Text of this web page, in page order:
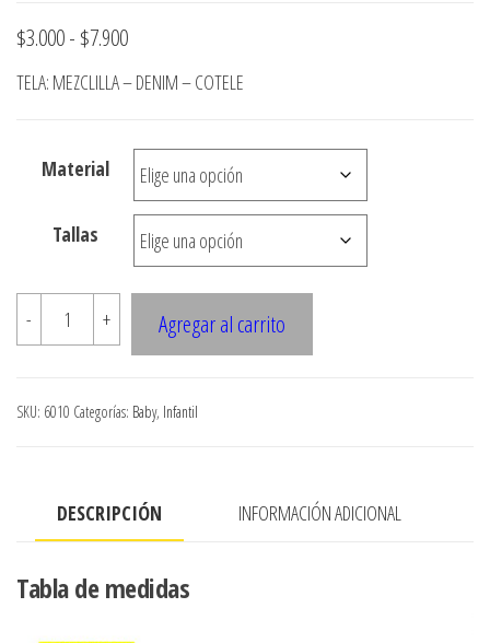
$3.000- $7.900Rango
de
desde
$3.000
hasta
$7.900
TELA: MEZCLILLA – DENIM – COTELE
Material
Tallas
-
6010
JARDINERA
cantidad
+ Agregar al carrito
SKU: 6010 Categorías: Baby, Infantil
DESCRIPCIÓN INFORMACIÓN ADICIONAL
Tabla de medidas